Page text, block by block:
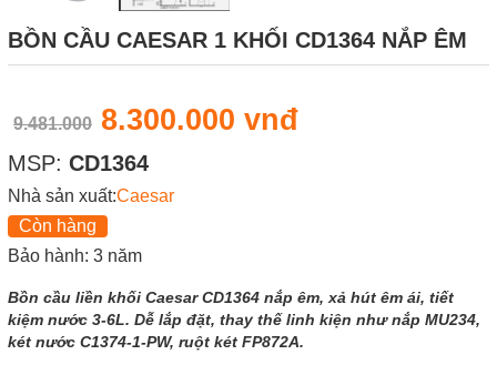
BỒN CẦU CAESAR 1 KHỐI CD1364 NẮP ÊM
9.481.000 8.300.000 vnđ
MSP: CD1364
Nhà sản xuất:Caesar
Còn hàng
Bảo hành: 3 năm
Bồn cầu liền khối Caesar CD1364 nắp êm, xả hút êm ái, tiết
kiệm nước 3-6L. Dễ lắp đặt, thay thế linh kiện như nắp MU234,
két nước C1374-1-PW, ruột két FP872A.